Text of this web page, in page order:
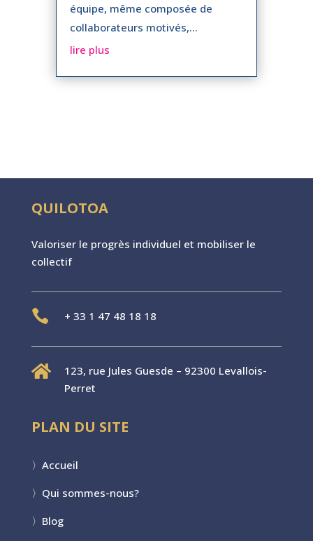
équipe, même composée de
collaborateurs motivés,...
lire plus
QUILOTOA
Valoriser le progrès individuel et mobiliser le
collectif
 + 33 1 47 48 18 18

123, rue Jules Guesde – 92300 Levallois-
Perret
PLAN DU SITE
〉 Accueil
〉 Qui sommes-nous?
〉 Blog